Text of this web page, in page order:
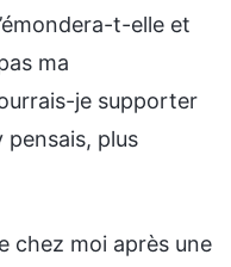
t-elle et
ma
je supporter
pensais, plus
chez moi après une